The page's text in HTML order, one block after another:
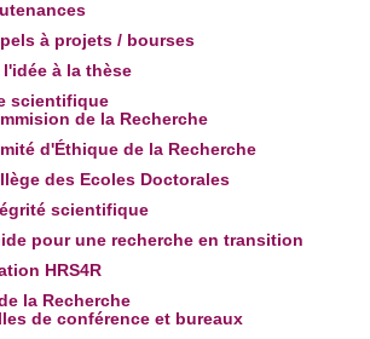
à projets / bourses
l'idée à la thèse
scientifique
de la Recherche
d'Éthique de la Recherche
des Ecoles Doctorales
scientifique
pour une recherche en transition
HRS4R
la Recherche
de conférence et bureaux